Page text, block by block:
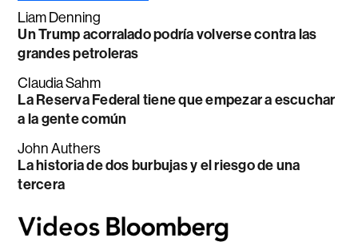
Liam Denning
Un Trump acorralado podría volverse contra las
grandes petroleras
Claudia Sahm
La Reserva Federal tiene que empezar a escuchar
a la gente común
John Authers
La historia de dos burbujas y el riesgo de una
tercera